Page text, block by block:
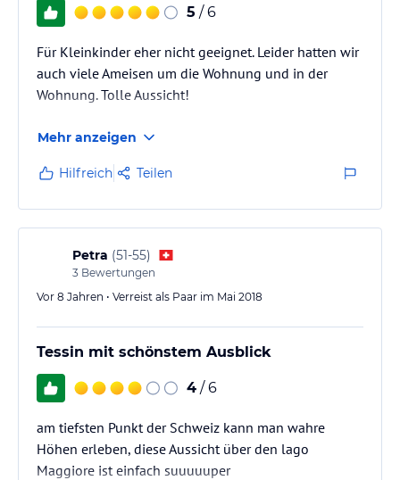
5 / 6
Für Kleinkinder eher nicht geeignet. Leider hatten wir
auch viele Ameisen um die Wohnung und in der
Wohnung. Tolle Aussicht!
Mehr anzeigen
Hilfreich Teilen
Petra (51-55)
3 Bewertungen
Vor 8 Jahren • Verreist als Paar im Mai 2018
Tessin mit schönstem Ausblick
4 / 6
am tiefsten Punkt der Schweiz kann man wahre
Höhen erleben, diese Aussicht über den lago
Maggiore ist einfach suuuuuper